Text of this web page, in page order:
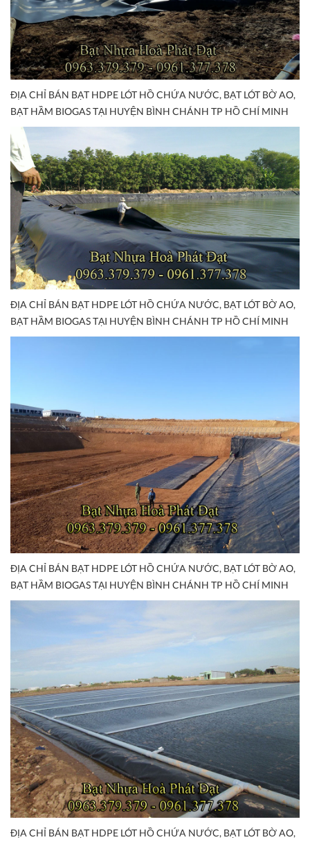
ĐỊA CHỈ BÁN BẠT HDPE LÓT HỒ CHỨA NƯỚC, BẠT LÓT BỜ AO,
BẠT HẦM BIOGAS TẠI HUYỆN BÌNH CHÁNH TP HỒ CHÍ MINH
ĐỊA CHỈ BÁN BẠT HDPE LÓT HỒ CHỨA NƯỚC, BẠT LÓT BỜ AO,
BẠT HẦM BIOGAS TẠI HUYỆN BÌNH CHÁNH TP HỒ CHÍ MINH
ĐỊA CHỈ BÁN BẠT HDPE LÓT HỒ CHỨA NƯỚC, BẠT LÓT BỜ AO,
BẠT HẦM BIOGAS TẠI HUYỆN BÌNH CHÁNH TP HỒ CHÍ MINH
ĐỊA CHỈ BÁN BẠT HDPE LÓT HỒ CHỨA NƯỚC, BẠT LÓT BỜ AO,